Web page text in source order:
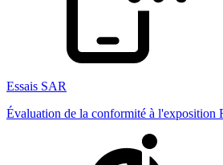
Essais SAR
Évaluation de la conformité à l'exposition